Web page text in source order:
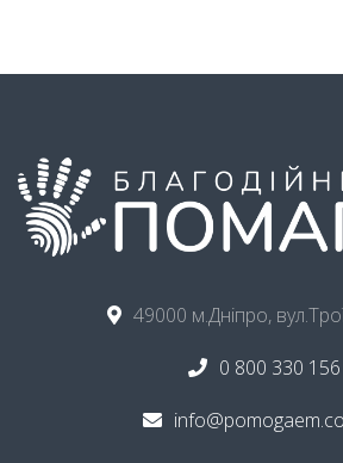
49000 м.Дніпро,
0 800 330 156